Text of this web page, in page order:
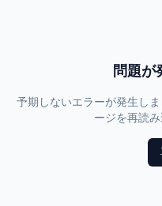
問題が
予期しないエラーが発生し
ージを再読み